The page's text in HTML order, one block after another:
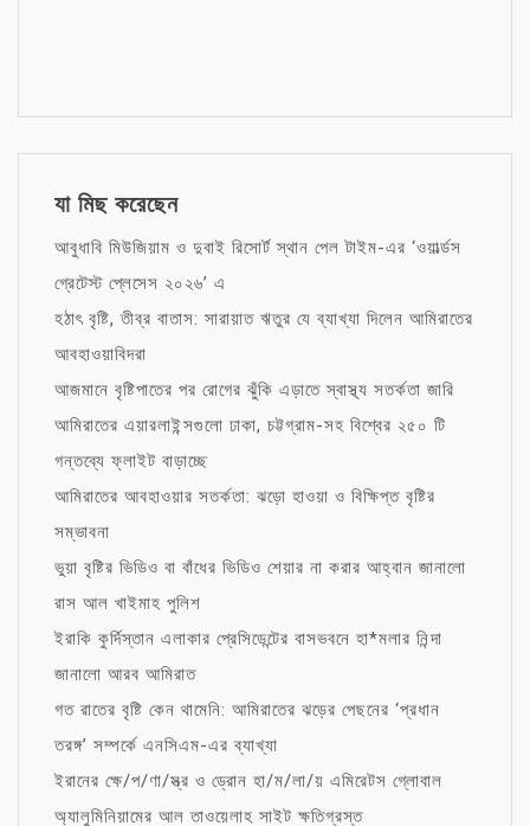
যা মিছ করেছেন
আবুধাবি মিউজিয়াম ও দুবাই রিসোর্ট স্থান পেল টাইম-এর ‘ওয়ার্ল্ডস
গ্রেটেস্ট প্লেসেস ২০২৬’ এ
হঠাৎ বৃষ্টি, তীব্র বাতাস: সারায়াত ঋতুর যে ব্যাখ্যা দিলেন আমিরাতের
আবহাওয়াবিদরা
আজমানে বৃষ্টিপাতের পর রোগের ঝুঁকি এড়াতে স্বাস্থ্য সতর্কতা জারি
আমিরাতের এয়ারলাইন্সগুলো ঢাকা, চট্টগ্রাম-সহ বিশ্বের ২৫০ টি
গন্তব্যে ফ্লাইট বাড়াচ্ছে
আমিরাতের আবহাওয়ার সতর্কতা: ঝড়ো হাওয়া ও বিক্ষিপ্ত বৃষ্টির
সম্ভাবনা
ভুয়া বৃষ্টির ভিডিও বা বাঁধের ভিডিও শেয়ার না করার আহ্বান জানালো
রাস আল খাইমাহ পুলিশ
ইরাকি কুর্দিস্তান এলাকার প্রেসিডেন্টের বাসভবনে হা*মলার নিন্দা
জানালো আরব আমিরাত
গত রাতের বৃষ্টি কেন থামেনি: আমিরাতের ঝড়ের পেছনের ‘প্রধান
তরঙ্গ’ সম্পর্কে এনসিএম-এর ব্যাখ্যা
ইরানের ক্ষে/প/ণা/স্ত্র ও ড্রোন হা/ম/লা/য় এমিরেটস গ্লোবাল
অ্যালুমিনিয়ামের আল তাওয়েলাহ সাইট ক্ষতিগ্রস্ত